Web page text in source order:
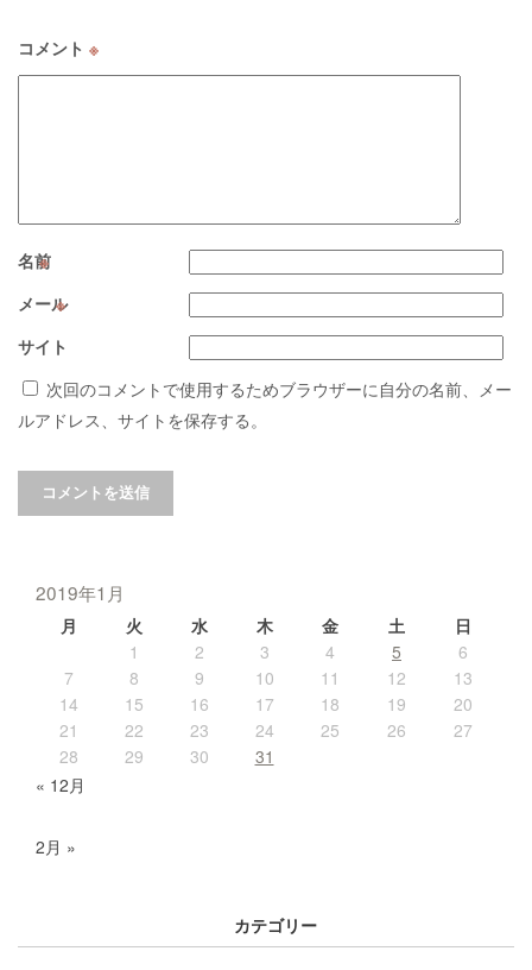
コメント ※
名前
※
メール
※
サイト
次回のコメントで使用するためブラウザーに自分の名前、メー
ルアドレス、サイトを保存する。
2019年1月
月 火 水 木 金 土
日
1
2 3 4 5
6
7
8 9 10 11 12
13
14
15 16 17 18 19
20
21
22 23 24 25 26
27
28
29 30
31
« 12月
2月 »
カテゴリー